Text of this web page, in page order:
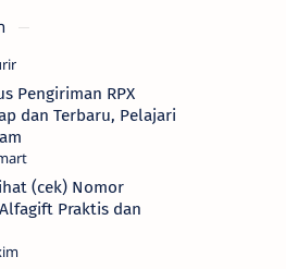
Pengiriman RPX
dan Terbaru, Pelajari
(cek) Nomor
Praktis dan